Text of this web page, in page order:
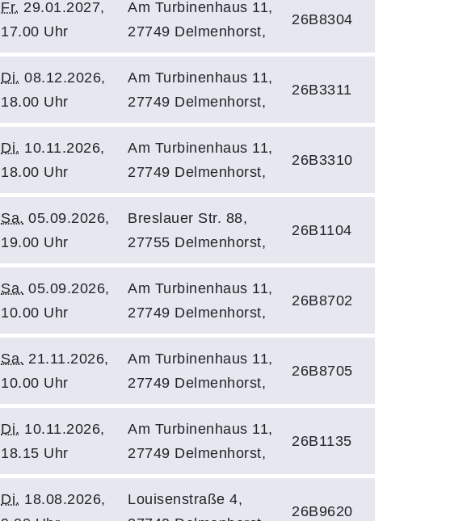
Fr. 29.01.2027,
17.00 Uhr
Am Turbinenhaus 11,
27749 Delmenhorst,
26B8304
Di. 08.12.2026,
18.00 Uhr
Am Turbinenhaus 11,
27749 Delmenhorst,
26B3311
Di. 10.11.2026,
18.00 Uhr
Am Turbinenhaus 11,
27749 Delmenhorst,
26B3310
Sa. 05.09.2026,
19.00 Uhr
Breslauer Str. 88,
27755 Delmenhorst,
26B1104
Sa. 05.09.2026,
10.00 Uhr
Am Turbinenhaus 11,
27749 Delmenhorst,
26B8702
Sa. 21.11.2026,
10.00 Uhr
Am Turbinenhaus 11,
27749 Delmenhorst,
26B8705
Di. 10.11.2026,
18.15 Uhr
Am Turbinenhaus 11,
27749 Delmenhorst,
26B1135
Di. 18.08.2026,
Louisenstraße 4,
26B9620